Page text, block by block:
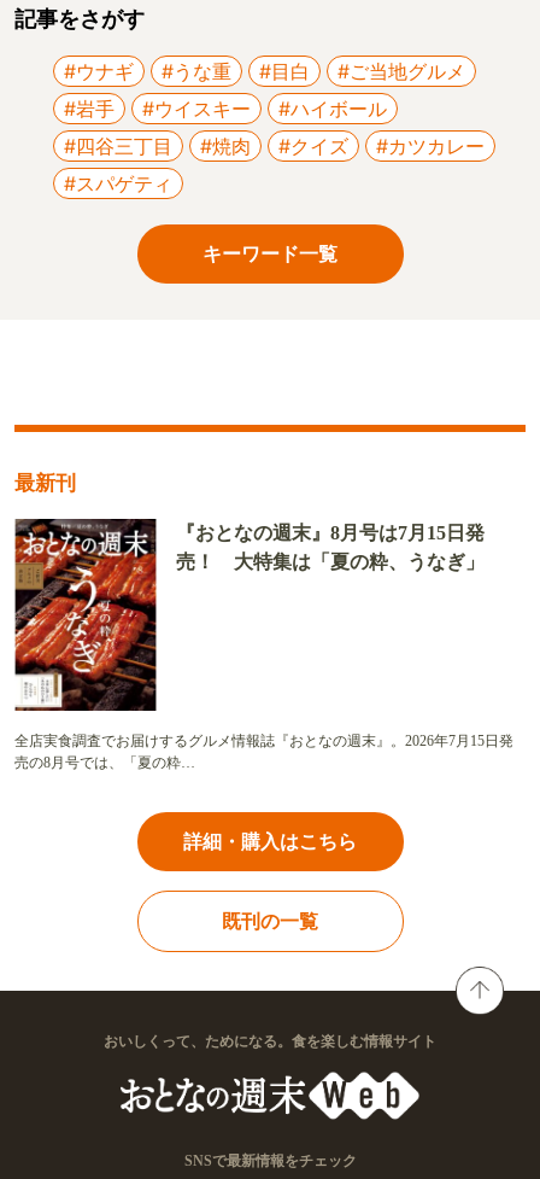
記事をさがす
#ウナギ #うな重 #目白
#ご当地グルメ
#岩手
#ウイスキー
#ハイボール
#四谷三丁目
#焼肉 #クイズ
#カツカレー
#スパゲティ
キーワード一覧
最新刊
『おとなの週末』8月号は7月15日発
売！ 大特集は「夏の粋、うなぎ」
全店実食調査でお届けするグルメ情報誌『おとなの週末』。2026年7月15日発
売の8月号では、「夏の粋…
詳細・購入はこちら
既刊の一覧
おいしくって、ためになる。食を楽しむ情報サイト
SNSで最新情報をチェック